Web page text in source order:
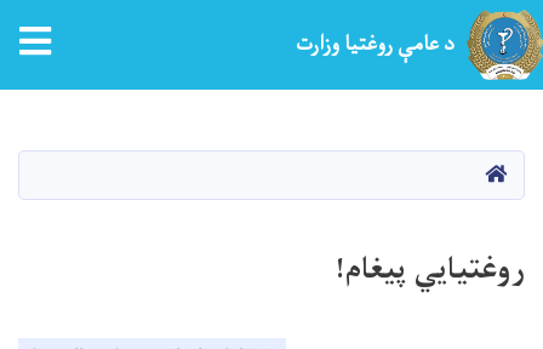
د عامې روغتیا وزارت
کور
روغتیايي پیغام!